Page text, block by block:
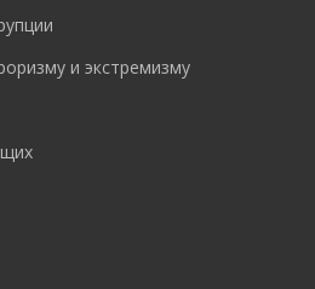
и экстремизму